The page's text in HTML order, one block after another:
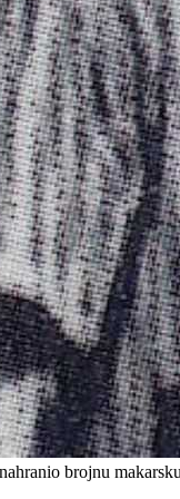
brojnu